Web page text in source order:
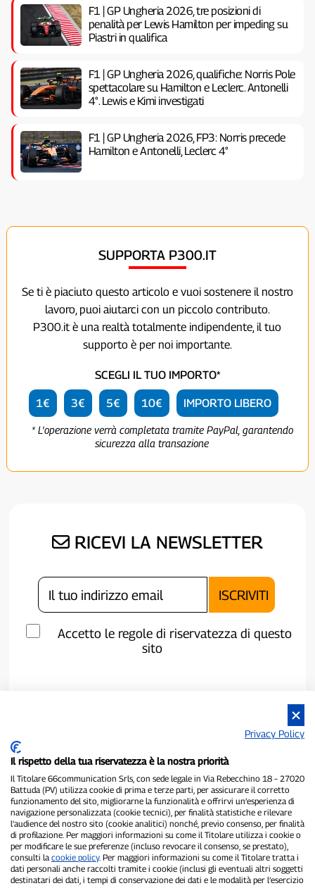
F1 | GP Ungheria 2026, tre posizioni di
penalità per Lewis Hamilton per impeding su
Piastri in qualifica
F1 | GP Ungheria 2026, qualifiche: Norris Pole
spettacolare su Hamilton e Leclerc. Antonelli
4°. Lewis e Kimi investigati
F1 | GP Ungheria 2026, FP3: Norris precede
Hamilton e Antonelli, Leclerc 4°
SUPPORTA P300.IT
Se ti è piaciuto questo articolo e vuoi sostenere il nostro
lavoro, puoi aiutarci con un piccolo contributo.
P300.it è una realtà totalmente indipendente, il tuo
supporto è per noi importante.
SCEGLI IL TUO IMPORTO*
1€ 3€ 5€ 10€ IMPORTO LIBERO
* L'operazione verrà completata tramite PayPal, garantendo
sicurezza alla transazione
RICEVI LA NEWSLETTER
Accetto le regole di riservatezza di questo
sito
P300.it è una Testata Giornalistica indipendente
Registrazione numero 1/2021 del 1/2/2021 - Tribunale di Pavia
Proprietario ed editore:66communication Srls- P.IVA
02798890188
Direttore Responsabile:Alessandro Secchi- Vicedirettore:Federico
Privacy Policy
Il rispetto della tua riservatezza è la nostra priorità
Il Titolare 66communication Srls, con sede legale in Via Rebecchino 18 – 27020
Battuda (PV) utilizza cookie di prima e terze parti, per assicurare il corretto
funzionamento del sito, migliorarne la funzionalità e offrirvi un’esperienza di
navigazione personalizzata (cookie tecnici), per finalità statistiche e rilevare
l’audience del nostro sito (cookie analitici) nonché, previo consenso, per finalità
di profilazione. Per maggiori informazioni su come il Titolare utilizza i cookie o
per modificare le sue preferenze (incluso revocare il consenso, se prestato),
consulti la cookie policy. Per maggiori informazioni su come il Titolare tratta i
dati personali anche raccolti tramite i cookie (inclusi gli eventuali altri soggetti
destinatari dei dati, i tempi di conservazione dei dati e le modalità per l’esercizio